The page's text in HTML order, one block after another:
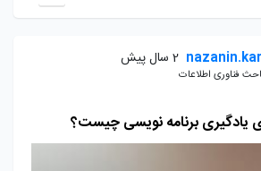
2 سال پیش
فناوری اطلاعات
یادگیری برنامه نویسی چیست؟